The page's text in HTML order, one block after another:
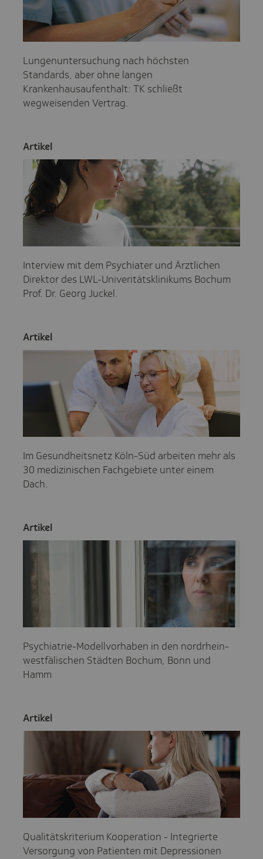
Lungenuntersuchung nach höchsten
Standards, aber ohne langen
Krankenhausaufenthalt: TK schließt
wegweisenden Vertrag.
Artikel
Interview mit dem Psychiater und Ärztlichen
Direktor des LWL-Univeritätsklinikums Bochum
Prof. Dr. Georg Juckel.
Artikel
Im Gesundheitsnetz Köln-Süd arbeiten mehr als
30 medizinischen Fachgebiete unter einem
Dach.
Artikel
Psychiatrie-Modellvorhaben in den nordrhein-
westfälischen Städten Bochum, Bonn und
Hamm
Artikel
Qualitätskriterium Kooperation - Integrierte
Versorgung von Patienten mit Depressionen